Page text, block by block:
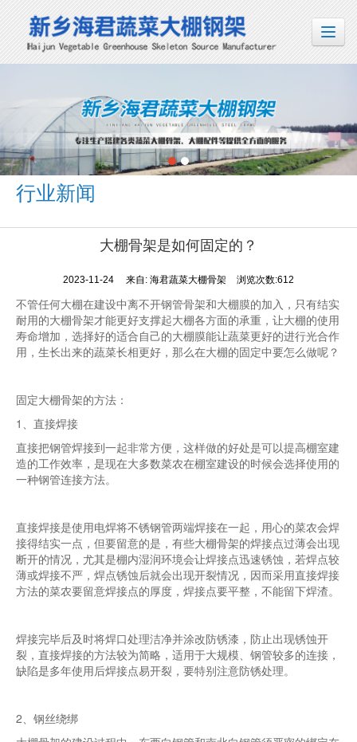
行业新闻
大棚骨架是如何固定的？
2023-11-24 来自: 海君蔬菜大棚骨架 浏览次数:612
不管任何大棚在建设中离不开钢管骨架和大棚膜的加入，只有结实
耐用的大棚骨架才能更好支撑起大棚各方面的承重，让大棚的使用
寿命增加，选择好的适合自己的大棚膜能让蔬菜更好的进行光合作
用，生长出来的蔬菜长相更好，那么在大棚的固定中要怎么做呢？
固定大棚骨架的方法：
1、直接焊接
直接把钢管焊接到一起非常方便，这样做的好处是可以提高棚室建
造的工作效率，是现在大多数菜农在棚室建设的时候会选择使用的
一种钢管连接方法。
直接焊接是使用电焊将不锈钢管两端焊接在一起，用心的菜农会焊
接得结实一点，但要留意的是，有些大棚骨架的焊接点过薄会出现
断开的情况，尤其是棚内湿润环境会让焊接点迅速锈蚀，若焊点较
薄或焊接不严，焊点锈蚀后就会出现开裂情况，因而采用直接焊接
方法的菜农要留意焊接点的厚度，焊接点要平整，不能留下焊渣。
焊接完毕后及时将焊口处理洁净并涂改防锈漆，防止出现锈蚀开
裂，直接焊接的方法较为简略，适用于大规模、钢管较多的连接，
缺陷是多年使用后焊接点易开裂，要特别注意防锈处理。
2、钢丝绕绑